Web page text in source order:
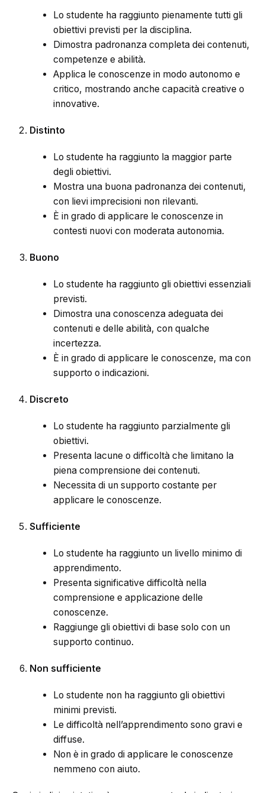
Lo studente ha raggiunto pienamente tutti gli
obiettivi previsti per la disciplina.
Dimostra padronanza completa dei contenuti,
competenze e abilità.
Applica le conoscenze in modo autonomo e
critico, mostrando anche capacità creative o
innovative.
Distinto
Lo studente ha raggiunto la maggior parte
degli obiettivi.
Mostra una buona padronanza dei contenuti,
con lievi imprecisioni non rilevanti.
È in grado di applicare le conoscenze in
contesti nuovi con moderata autonomia.
Buono
Lo studente ha raggiunto gli obiettivi essenziali
previsti.
Dimostra una conoscenza adeguata dei
contenuti e delle abilità, con qualche
incertezza.
È in grado di applicare le conoscenze, ma con
supporto o indicazioni.
Discreto
Lo studente ha raggiunto parzialmente gli
obiettivi.
Presenta lacune o difficoltà che limitano la
piena comprensione dei contenuti.
Necessita di un supporto costante per
applicare le conoscenze.
Sufficiente
Lo studente ha raggiunto un livello minimo di
apprendimento.
Presenta significative difficoltà nella
comprensione e applicazione delle
conoscenze.
Raggiunge gli obiettivi di base solo con un
supporto continuo.
Non sufficiente
Lo studente non ha raggiunto gli obiettivi
minimi previsti.
Le difficoltà nell’apprendimento sono gravi e
diffuse.
Non è in grado di applicare le conoscenze
nemmeno con aiuto.